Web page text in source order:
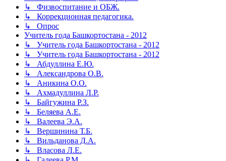
↳ Физвоспитание и ОБЖ.
↳ Коррекционная педагогика.
↳ Опрос
Учитель года Башкортостана - 2012
↳ Учитель года Башкортостана - 2012
↳ Учитель года Башкортостана - 2012
↳ Абдуллина Е.Ю.
↳ Александрова О.В.
↳ Аникина О.О.
↳ Ахмадуллина Л.Р.
↳ Байгужина Р.З.
↳ Беляева А.Е.
↳ Валеева Э.А.
↳ Вершинина Т.Б.
↳ Вильданова Д.А.
↳ Власова Л.Е.